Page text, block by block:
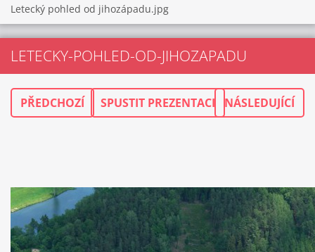
Letecký pohled od jihozápadu.jpg
LETECKY-POHLED-OD-JIHOZAPADU
PŘEDCHOZÍ SPUSTIT PREZENTACI NÁSLEDUJÍCÍ